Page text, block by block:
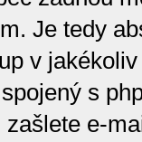
Je tedy
v
s
e-